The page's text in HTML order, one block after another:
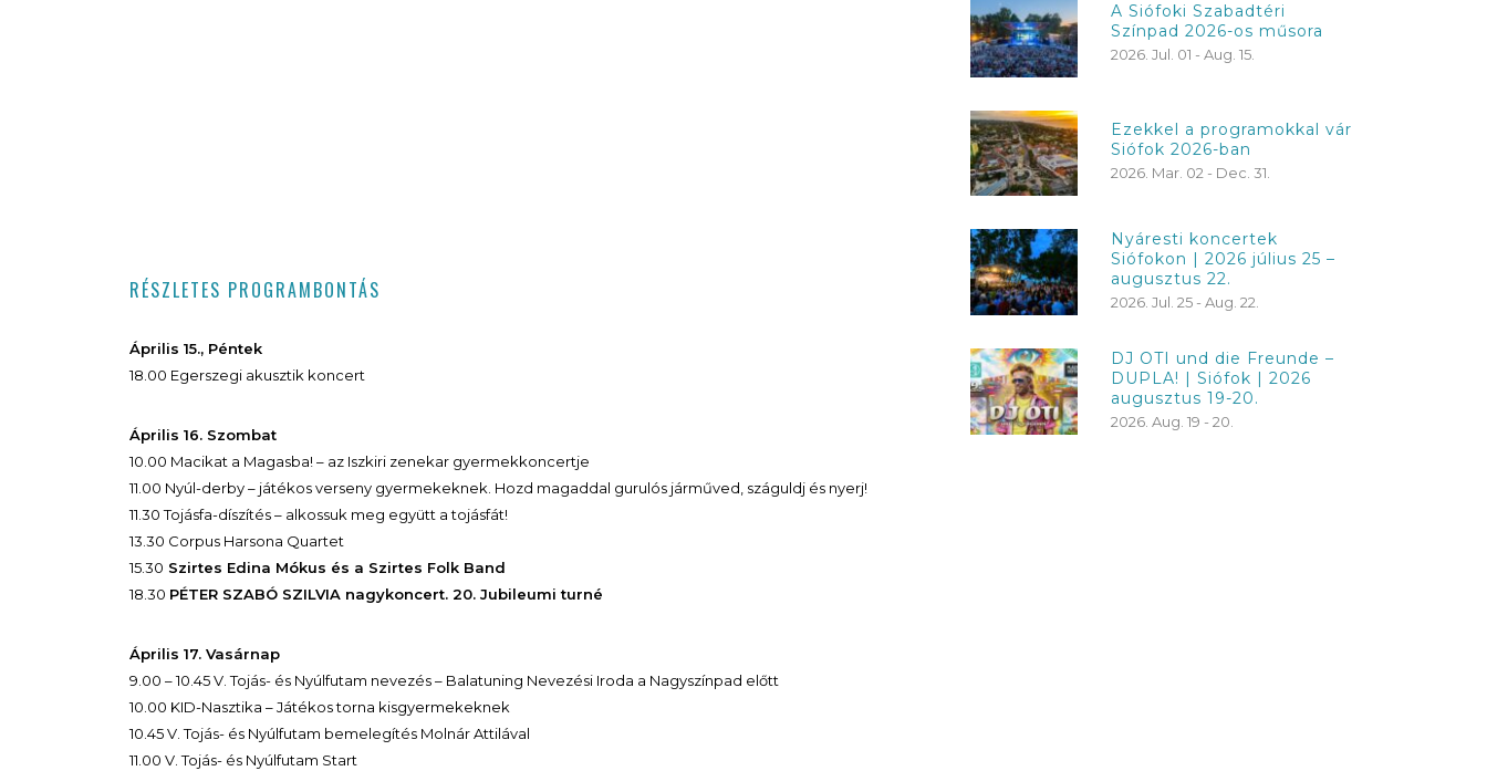
RÉSZLETES PROGRAMBONTÁS
Április 15., Péntek
18.00 Egerszegi akusztik koncert
Április 16. Szombat
10.00 Macikat a Magasba! – az Iszkiri zenekar gyermekkoncertje
11.00 Nyúl-derby – játékos verseny gyermekeknek. Hozd magaddal gurulós járműved, száguldj és nyerj!
11.30 Tojásfa-díszítés – alkossuk meg együtt a tojásfát!
13.30 Corpus Harsona Quartet
15.30 Szirtes Edina Mókus és a Szirtes Folk Band
18.30 PÉTER SZABÓ SZILVIA nagykoncert. 20. Jubileumi turné
Április 17. Vasárnap
9.00 – 10.45 V. Tojás- és Nyúlfutam nevezés – Balatuning Nevezési Iroda a Nagyszínpad előtt
10.00 KID-Nasztika – Játékos torna kisgyermekeknek
10.45 V. Tojás- és Nyúlfutam bemelegítés Molnár Attilával
11.00 V. Tojás- és Nyúlfutam Start
A Siófoki Szabadtéri
Színpad 2026-os műsora
2026. Jul. 01 - Aug. 15.
Ezekkel a programokkal vár
Siófok 2026-ban
2026. Mar. 02 - Dec. 31.
Nyáresti koncertek
Siófokon | 2026 július 25 –
augusztus 22.
2026. Jul. 25 - Aug. 22.
DJ OTI und die Freunde –
DUPLA! | Siófok | 2026
augusztus 19-20.
2026. Aug. 19 - 20.